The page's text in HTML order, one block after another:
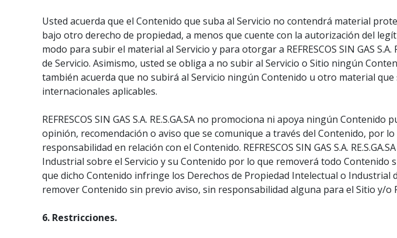
Usted acuerda que el Contenido que suba al Servicio no contendrá material
bajo otro derecho de propiedad, a menos que cuente con la autorización del
modo para subir el material al Servicio y para otorgar a REFRESCOS SIN GAS
de Servicio. Asimismo, usted se obliga a no subir al Servicio o Sitio ningún
también acuerda que no subirá al Servicio ningún Contenido u otro material
internacionales aplicables.
REFRESCOS SIN GAS S.A. RE.S.GA.SA no promociona ni apoya ningún
opinión, recomendación o aviso que se comunique a través del Contenido, por lo
responsabilidad en relación con el Contenido. REFRESCOS SIN GAS S.A.
Industrial sobre el Servicio y su Contenido por lo que removerá todo Contenido
que dicho Contenido infringe los Derechos de Propiedad Intelectual o Industrial de
remover Contenido sin previo aviso, sin responsabilidad alguna para el Sitio y/o
6. Restricciones.